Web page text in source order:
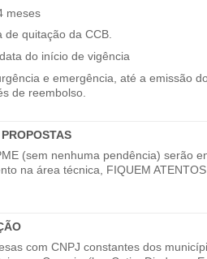
meses
de quitação da CCB.
data do início de vigência
e emergência, até a emissão
de reembolso.
(sem nenhuma pendência) serão
na área técnica, FIQUEM
com CNPJ constantes dos